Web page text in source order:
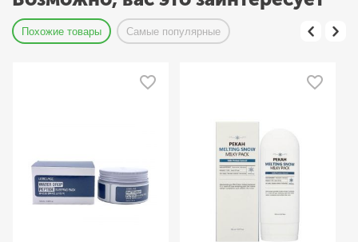
Похожие товары Самые популярные